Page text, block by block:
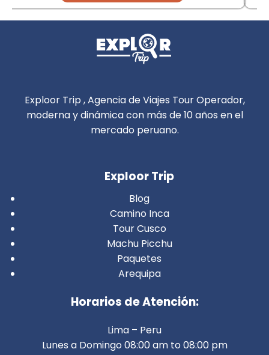
Exploor Trip , Agencia de Viajes Tour Operador,
moderna y dinámica con más de 10 años en el
mercado peruano.
Exploor Trip
Blog
Camino Inca
Tour Cusco
Machu Picchu
Paquetes
Arequipa
Horarios de Atención:
Lima – Peru
Lunes a Domingo 08:00 am to 08:00 pm